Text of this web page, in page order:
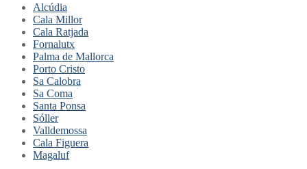
Alcúdia
Cala Millor
Cala Ratjada
Fornalutx
Palma de Mallorca
Porto Cristo
Sa Calobra
Sa Coma
Santa Ponsa
Sóller
Valldemossa
Cala Figuera
Magaluf